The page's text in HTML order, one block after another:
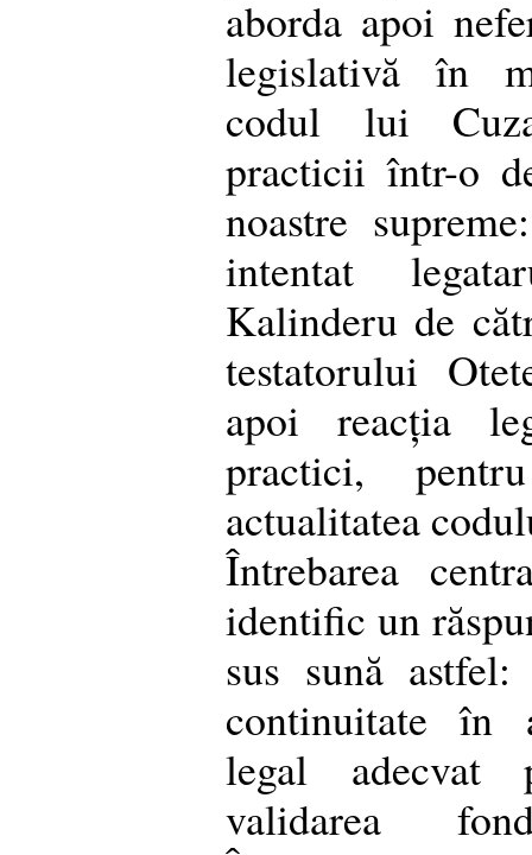
aborda apoi
legislativă în
codul lui
practicii într-o
noastre
intentat
Kalinderu de
testatorului
apoi reacția
practici,
actualitatea
Întrebarea
identific un
sus sună
continuitate în
legal adecvat
validarea